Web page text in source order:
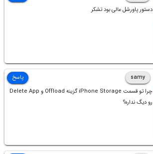
دستور پاورشل عالی بود تشکر
samy
چرا تو قسمت iPhone Storage گزینه Offload و Delete App
رو دیگ نداره؟
پاسخ